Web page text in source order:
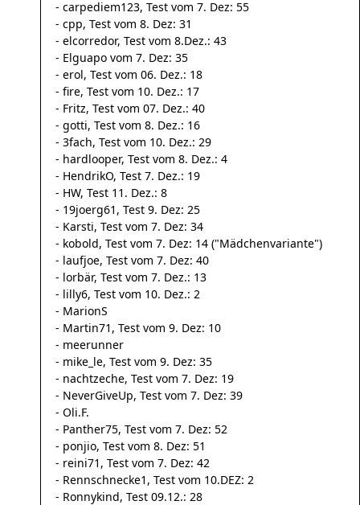
- carpediem123, Test vom 7. Dez: 55
- cpp, Test vom 8. Dez: 31
- elcorredor, Test vom 8.Dez.: 43
- Elguapo vom 7. Dez: 35
- erol, Test vom 06. Dez.: 18
- fire, Test vom 10. Dez.: 17
- Fritz, Test vom 07. Dez.: 40
- gotti, Test vom 8. Dez.: 16
- 3fach, Test vom 10. Dez.: 29
- hardlooper, Test vom 8. Dez.: 4
- HendrikO, Test 7. Dez.: 19
- HW, Test 11. Dez.: 8
- 19joerg61, Test 9. Dez: 25
- Karsti, Test vom 7. Dez: 34
- kobold, Test vom 7. Dez: 14 ("Mädchenvariante")
- laufjoe, Test vom 7. Dez: 40
- lorbär, Test vom 7. Dez.: 13
- lilly6, Test vom 10. Dez.: 2
- MarionS
- Martin71, Test vom 9. Dez: 10
- meerunner
- mike_le, Test vom 9. Dez: 35
- nachtzeche, Test vom 7. Dez: 19
- NeverGiveUp, Test vom 7. Dez: 39
- Oli.F.
- Panther75, Test vom 7. Dez: 52
- ponjio, Test vom 8. Dez: 51
- reini71, Test vom 7. Dez: 42
- Rennschnecke1, Test vom 10.DEZ: 2
- Ronnykind, Test 09.12.: 28